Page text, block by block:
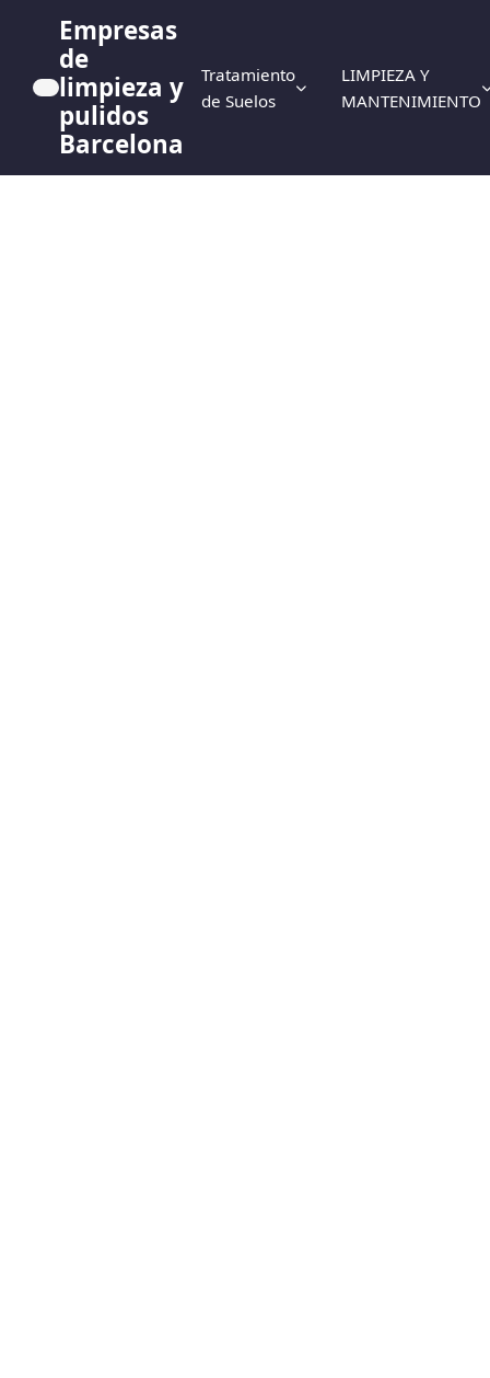
Empresas
de
limpieza y
pulidos
Barcelona
Tratamiento
de Suelos
LIMPIEZA Y
MANTENIMIENTO